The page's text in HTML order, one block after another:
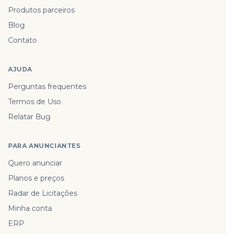
Produtos parceiros
Blog
Contato
AJUDA
Perguntas frequentes
Termos de Uso
Relatar Bug
PARA ANUNCIANTES
Quero anunciar
Planos e preços
Radar de Licitações
Minha conta
ERP